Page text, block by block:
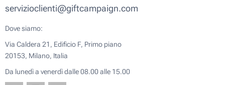
servizioclienti@giftcampaign.com
Dove siamo:
Via Caldera 21, Edificio F, Primo piano
20153, Milano, Italia
Da lunedì a venerdì dalle 08.00 alle 15.00